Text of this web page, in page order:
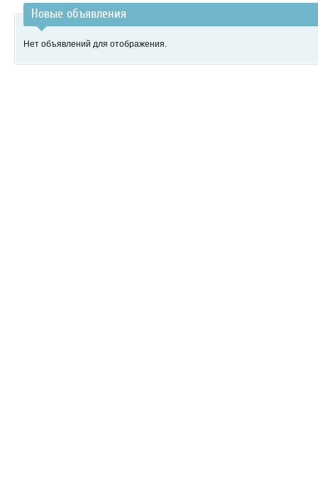
Новые объявления
Нет объявлений для отображения.